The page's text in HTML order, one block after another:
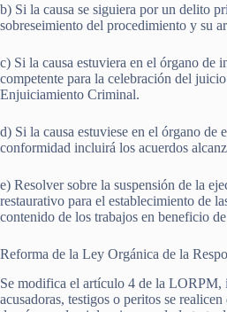
b) Si la causa se siguiera por un delito
sobreseimiento del procedimiento y su
c) Si la causa estuviera en el órgano de
competente para la celebración del
Enjuiciamiento Criminal.
d) Si la causa estuviese en el órgano
conformidad incluirá los acuerdos
e) Resolver sobre la suspensión de la
restaurativo para el establecimiento de
contenido de los trabajos en beneficio
Reforma de la Ley Orgánica de la
Se modifica el artículo 4 de la LORPM,
acusadoras, testigos o peritos se